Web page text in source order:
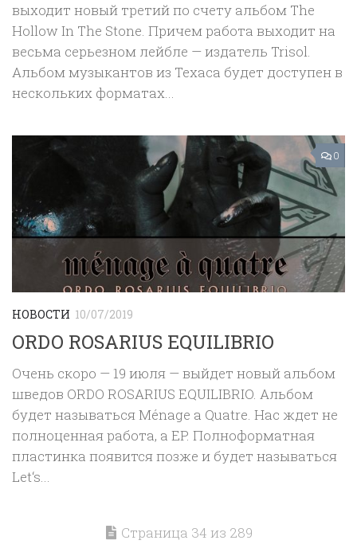
выходит новый третий по счету альбом The
Hollow In The Stone. Причем работа выходит на
весьма серьезном лейбле — издатель Trisol.
Альбом музыкантов из Техаса будет доступен в
нескольких форматах...
0
НОВОСТИ 10/07/2019
ORDO ROSARIUS EQUILIBRIO
Очень скоро — 19 июля — выйдет новый альбом
шведов ORDO ROSARIUS EQUILIBRIO. Альбом
будет называться Ménage a Quatre. Нас ждет не
полноценная работа, а EP. Полноформатная
пластинка появится позже и будет называться
Let‘s...
Страница 34 из 289